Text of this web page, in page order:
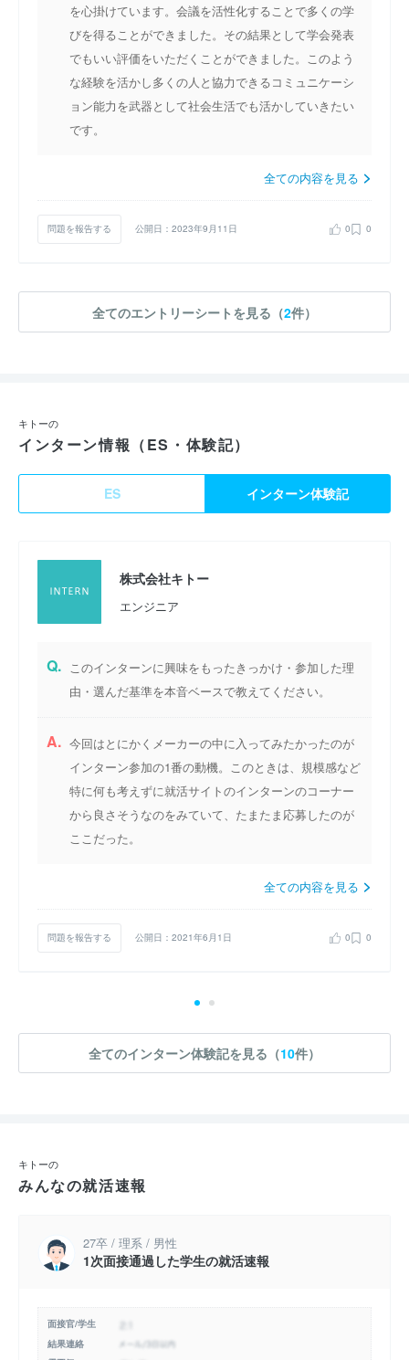
を心掛けています。会議を活性化することで多くの学
びを得ることができました。その結果として学会発表
でもいい評価をいただくことができました。このよう
な経験を活かし多くの人と協力できるコミュニケーシ
ョン能力を武器として社会生活でも活かしていきたい
です。
全ての内容を見る
問題を報告する 公開日：2023年9月11日 0 0
全てのエントリーシートを見る（2件）
キトーの
インターン情報（ES・体験記）
ES インターン体験記
株式会社キトー
エンジニア
Q.
このインターンに興味をもったきっかけ・参加した理
由・選んだ基準を本音ベースで教えてください。
A. 今回はとにかくメーカーの中に入ってみたかったのが
インターン参加の1番の動機。このときは、規模感など
特に何も考えずに就活サイトのインターンのコーナー
から良さそうなのをみていて、たまたま応募したのが
ここだった。
全ての内容を見る
問題を報告する 公開日：2021年6月1日 0 0
全てのインターン体験記を見る（10件）
キトーの
みんなの就活速報
27卒 / 理系 / 男性
1次面接通過した学生の就活速報
面接官/学生
結果連絡